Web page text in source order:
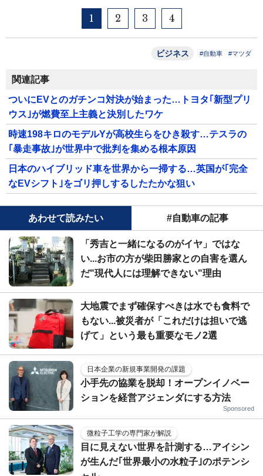
1 2 3 4
ビジネス #自動車 #マツダ
関連記事
ついにEVとのガチンコ対決が始まった…トヨタ｢新型プリ
ウス｣が燃費至上主義と決別したワケ
時速198キロのモデルYが高校生らをひき殺す…テスラの
｢暴走事故｣が世界中で批判を集める根本原因
日本のハイブリッド車を世界から一掃する…英国が｢完全
なEVシフト｣をゴリ押しするしたたかな狙い
あわせて読みたい #自動車の記事
「秀吉と一緒になるのがイヤ」ではな
い...お市の方が柴田勝家との自害を選ん
だ"現代人には理解できない"理由
大地震でまず確保すべきは水でも食料で
もない...被災者が「これだけは担いで逃
げて」という最も重要なモノ2選
日本企業の新規事業開発の課題
小手先の協業を脱却！オープンイノベー
ションを経営アジェンダにする方法
Sponsored
微粒子工学の専門家が解説
目に見えない世界を計測する…アイシン
が生んだ｢世界最小の水粒子｣のポテンシ